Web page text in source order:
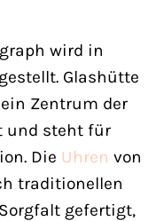
wird in
Glashütte
Zentrum der
und steht für
Die Uhren von
traditionellen
gefertigt,